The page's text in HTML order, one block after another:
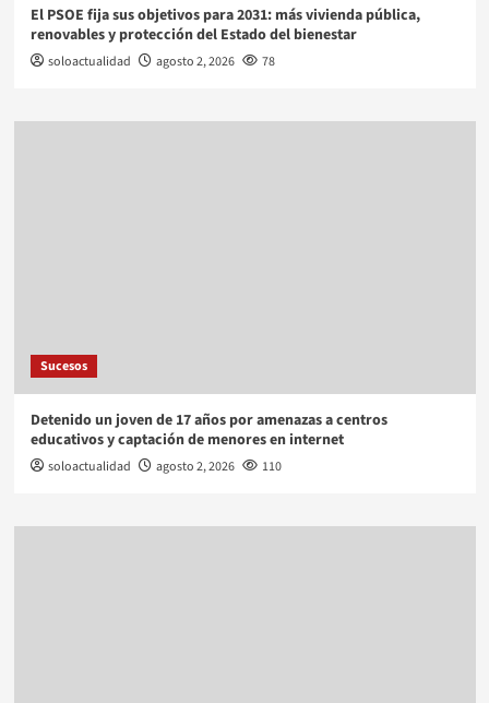
El PSOE fija sus objetivos para 2031: más vivienda pública,
renovables y protección del Estado del bienestar
soloactualidad agosto 2, 2026 78
Sucesos
Detenido un joven de 17 años por amenazas a centros
educativos y captación de menores en internet
soloactualidad agosto 2, 2026 110